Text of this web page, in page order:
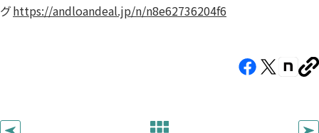
グhttps://andloandeal.jp/n/n8e62736204f6
Facebook（新
X（新 note（新
ー